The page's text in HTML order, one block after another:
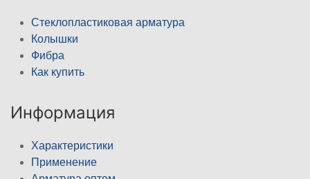
Стеклопластиковая арматура
Колышки
Фибра
Как купить
Информация
Характеристики
Применение